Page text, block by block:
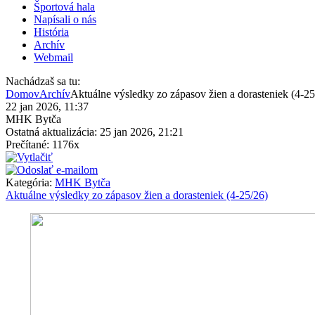
Športová hala
Napísali o nás
História
Archív
Webmail
Nachádzaš sa tu:
DomovArchívAktuálne výsledky zo zápasov žien a dorasteniek (4-
22 jan 2026, 11:37
MHK Bytča
Ostatná aktualizácia: 25 jan 2026, 21:21
Prečítané: 1176x
Kategória: MHK Bytča
Aktuálne výsledky zo zápasov žien a dorasteniek (4-25/26)